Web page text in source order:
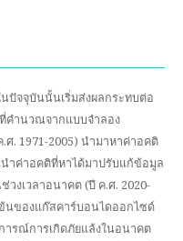
ปัจจุบันนั้นเริ่มส่งผลกระทบต่อ
คำนวณจากแบบจำลอง
.ศ. 1971-2005) นำมาหาค่าอคติ
ำค่าอคติที่หาได้มาปรับแก้ข้อมูล
วงเวลาอนาคต (ปี ค.ศ. 2020-
นของแก๊สคาร์บอนไดออกไซด์
ารณ์การเกิดภัยแล้งในอนาคต